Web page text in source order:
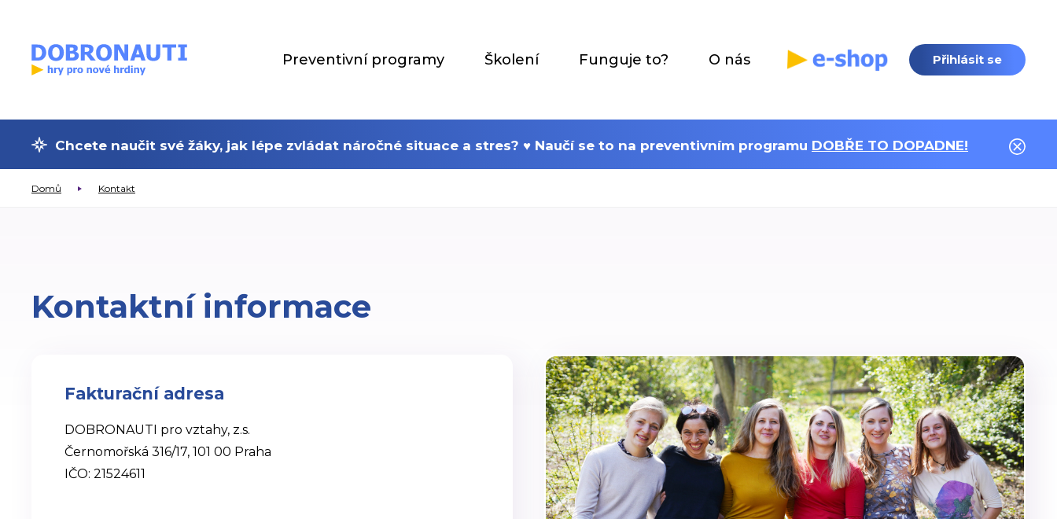
Preventivní programy Školení Funguje to? O nás Přihlásit se
Chcete naučit své žáky, jak lépe zvládat náročné situace a stres? ♥ Naučí se to na preventivním programu DOBŘE TO DOPADNE!
Zavřít
Domů Kontakt
Kontaktní informace
Fakturační adresa
DOBRONAUTI pro vztahy, z.s.
Černomořská 316/17, 101 00 Praha
IČO: 21524611